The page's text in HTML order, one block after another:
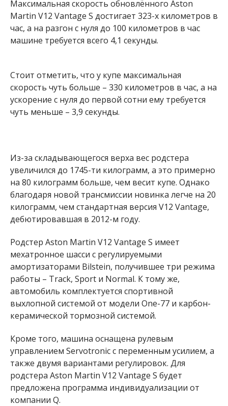
Максимальная скорость обновлённого Aston
Martin V12 Vantage S достигает 323-х километров в
час, а на разгон с нуля до 100 километров в час
машине требуется всего 4,1 секунды.
Стоит отметить, что у купе максимальная
скорость чуть больше – 330 километров в час, а на
ускорение с нуля до первой сотни ему требуется
чуть меньше – 3,9 секунды.
Из-за складывающегося верха вес родстера
увеличился до 1745-ти килограмм, а это примерно
на 80 килограмм больше, чем весит купе. Однако
благодаря новой трансмиссии новинка легче на 20
килограмм, чем стандартная версия V12 Vantage,
дебютировавшая в 2012-м году.
Родстер Aston Martin V12 Vantage S имеет
мехатронное шасси с регулируемыми
амортизаторами Bilstein, получившее три режима
работы – Track, Sport и Normal. К тому же,
автомобиль комплектуется спортивной
выхлопной системой от модели One-77 и карбон-
керамической тормозной системой.
Кроме того, машина оснащена рулевым
управлением Servotronic с переменным усилием, а
также двумя вариантами регулировок. Для
родстера Aston Martin V12 Vantage S будет
предложена программа индивидуализации от
компании Q.